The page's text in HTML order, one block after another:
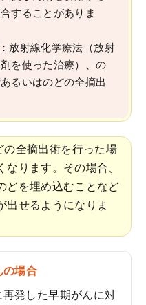
することがありま
：放射線化学療法（放射
を使った治療）、の
るいはのどの全摘出
全摘出術を行った場
ります。その場合、
どを埋め込むことなど
出せるようになりま
の場合
発した早期がんに対